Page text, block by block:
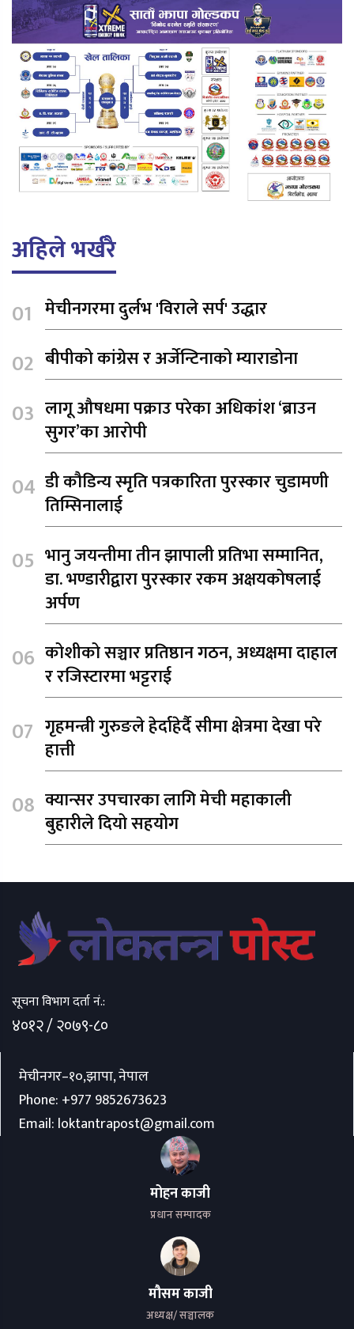
अहिले भर्खरै
मेचीनगरमा दुर्लभ 'विराले सर्प' उद्धार
बीपीको कांग्रेस र अर्जेन्टिनाको म्याराडोना
लागू औषधमा पक्राउ परेका अधिकांश ‘ब्राउन
सुगर’का आरोपी
डी कौडिन्य स्मृति पत्रकारिता पुरस्कार चुडामणी
तिम्सिनालाई
भानु जयन्तीमा तीन झापाली प्रतिभा सम्मानित,
डा. भण्डारीद्वारा पुरस्कार रकम अक्षयकोषलाई
अर्पण
कोशीको सञ्चार प्रतिष्ठान गठन, अध्यक्षमा दाहाल
र रजिस्टारमा भट्टराई
गृहमन्त्री गुरुङले हेर्दाहेर्दै सीमा क्षेत्रमा देखा परे
हात्ती
क्यान्सर उपचारका लागि मेची महाकाली
बुहारीले दियो सहयोग
सूचना विभाग दर्ता नं.:
४०१२ / २०७९-८०
मेचीनगर–१०,झापा, नेपाल
Phone: +977 9852673623
Email: loktantrapost@gmail.com
मोहन काजी
प्रधान सम्पादक
मौसम काजी
अध्यक्ष/ सञ्चालक